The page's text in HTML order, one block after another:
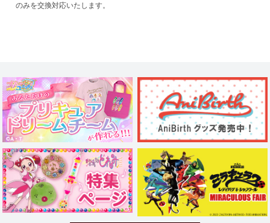
のみを交換対応いたします。